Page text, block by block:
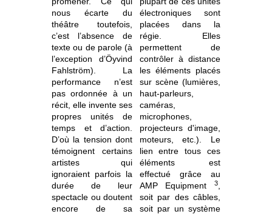
nous écarte du
théâtre toutefois,
c’est l’absence de
texte ou de parole (à
l’exception d’Öyvind
Fahlström). La
performance n’est
pas ordonnée à un
récit, elle invente ses
propres unités de
temps et d’action.
D’où la tension dont
témoignent certains
artistes qui
ignoraient parfois la
durée de leur
spectacle ou doutent
encore de sa
électroniques sont
placées dans la
régie. Elles
permettent de
contrôler à distance
les éléments placés
sur scène (lumières,
haut-parleurs,
caméras,
microphones,
projecteurs d'image,
moteurs, etc.). Le
lien entre tous ces
éléments est
effectué grâce au
AMP Equipment
3
soit par des câbles,
soit par un système